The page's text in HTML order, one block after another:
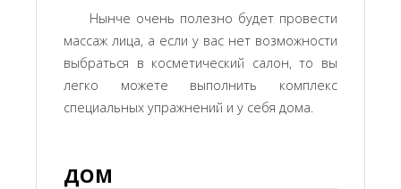
Нынче очень полезно будет провести
массаж лица, а если у вас нет возможности
выбраться в косметический салон, то вы
легко можете выполнить комплекс
специальных упражнений и у себя дома.
ДОМ